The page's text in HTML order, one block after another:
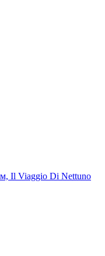
Il Viaggio Di Nettuno